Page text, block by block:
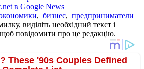
в Google News
, бизнес, предприниматели
виділіть необхідний текст і
повідомити про це редакцію.